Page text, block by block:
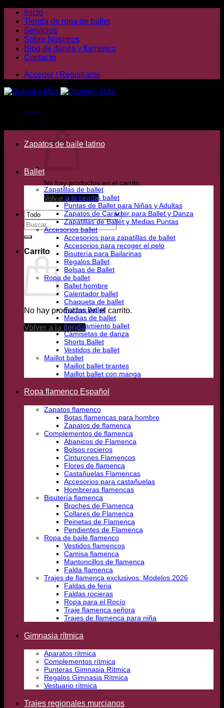
Saltar
contenido
Inicio
Tienda de ropa de ballet
Servicios
Sobre Nosotros
Blog de danza y flamenco
Contacto
Acceder / Registrarse
No hay productos en el carrito.
Volver a la tienda
Buscar
por:
Carrito
No hay productos en el carrito.
Volver a la tienda
Zapatos de baile latino
Ballet
Zapatillas de ballet
Protectores ballet
Puntas de Ballet para Niñas y Adultas
Zapatos de Carácter para Ballet y Danza
Zapatillas de Ballet y Medias Puntas
Accesorios ballet
Accesorios para zapatillas de ballet
Accesorios para recoger el pelo
Bisutería para Bailarinas
Regalos Ballet
Bolsas de Ballet
Ropa de ballet
Ballet hombre
Calentador ballet
Chaqueta de ballet
Faldas Ballet
Medias de ballet
Entrenamiento ballet
Camisetas de danza
Shorts Ballet
Vestidos de ballet
Maillot ballet
Maillot ballet tirantes
Maillot ballet con manga
Ropa flamenco Español
Zapatos flamenco
Botas flamencas para hombre
Zapatos de flamenca
Complementos de flamenca
Abanicos de Flamenca
Bolsos rocieros
Cinturones Flamencos
Flores de flamenca
Castañuelas Flamencas
Accesorios para castañuelas
Hombreras flamencas
Bisutería flamenca
Broches de Flamenca
Collares de Flamenca
Peinetas de Flamenca
Pendientes de Flamenca
Ropa de baile flamenco
Vestidos flamencos
Camisa flamenca
Mantoncillos de flamenca
Falda flamenca
Trajes de flamenca exclusivos: Modelos 2026
Faldas de feria
Faldas rocieras
Ropa para el Rocío
Traje flamenca señora
Trajes de flamenca para niña
Gimnasia rítmica
Aparatos rítmica
Complementos rítmica
Punteras Gimnasia Rítmica
Regalos Gimnasia Rítmica
Vestuario rítmica
Trajes regionales murcianos